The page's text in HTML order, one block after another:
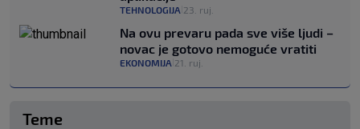
TEHNOLOGIJA 23. ruj.
Na ovu prevaru pada sve više ljudi –
novac je gotovo nemoguće vratiti
EKONOMIJA 21. ruj.
Teme